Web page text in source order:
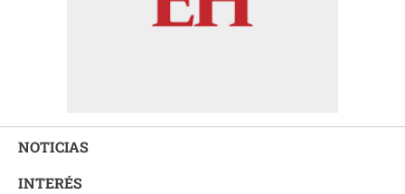
NOTICIAS
INTERÉS